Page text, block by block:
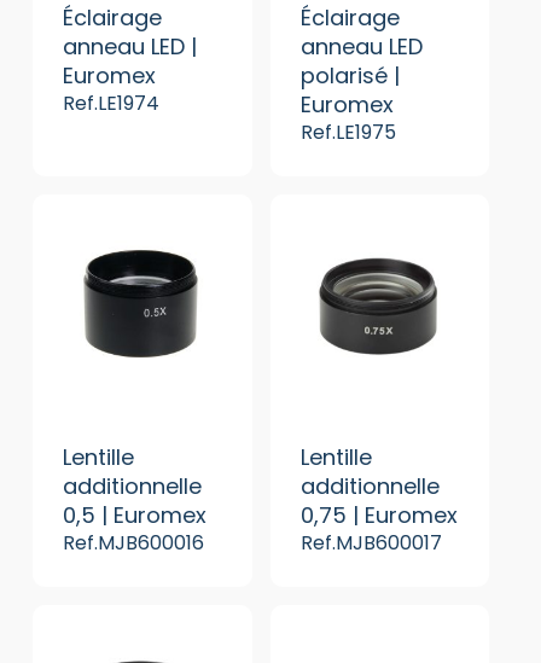
Éclairage
anneau LED |
Euromex
Ref.LE1974
Éclairage
anneau LED
polarisé |
Euromex
Ref.LE1975
Lentille
additionnelle
0,5 | Euromex
Ref.MJB600016
Lentille
additionnelle
0,75 | Euromex
Ref.MJB600017